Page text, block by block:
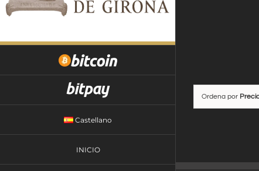
Saltar
contenido
Castellano
INICIO
Ordena por